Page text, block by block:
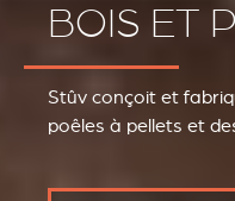
BOIS ET
Stûv conçoit et
poêles à pellets et